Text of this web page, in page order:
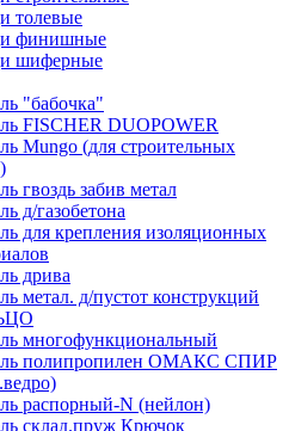
толевые
финишные
шиферные
"бабочка"
FISCHER DUOPOWER
Mungo (для строительных
гвоздь забив метал
д/газобетона
для крепления изоляционных
дрива
метал. д/пустот конструкций
многофункциональный
полипропилен ОМАКС СПИР
распорный-N (нейлон)
склад.пруж Крючок